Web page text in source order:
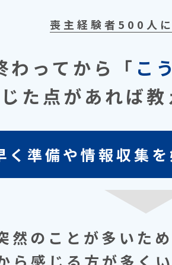
喪主経験者500⼈
わってから 「 こ
た点があれば
く準備や情報収集
然のことが多いた